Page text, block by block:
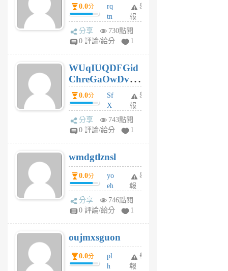
0.0分
rq
tn
jt
gl
個
月
前
舉
報
分享
730點閱
0 評論/給分
1
WUqIUQDFGid
ChreGaOwDv
dY0.0分
Sf
X
Pe
Jc
R
P
m
v
A
V
個
月
前
舉
報
分享
743點閱
0 評論/給分
1
wmdgtlznsl
0.0分
yo
eh
ld
gy
個
月
前
舉
報
分享
746點閱
0 評論/給分
1
oujmxsguon
0.0分
pl
h
舉
報